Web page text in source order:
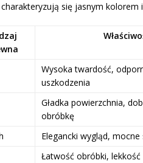
się jasnym
Wysoka twardość,
uszkodzenia
Gładka powierzchnia,
obróbkę
Elegancki wygląd, mocne
Łatwość obróbki, lekkość